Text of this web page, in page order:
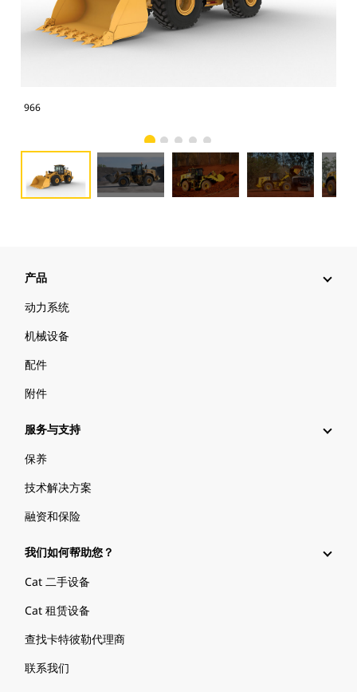
966
产品
动力系统
机械设备
配件
附件
服务与支持
保养
技术解决方案
融资和保险
我们如何帮助您？
Cat 二手设备
Cat 租赁设备
查找卡特彼勒代理商
联系我们